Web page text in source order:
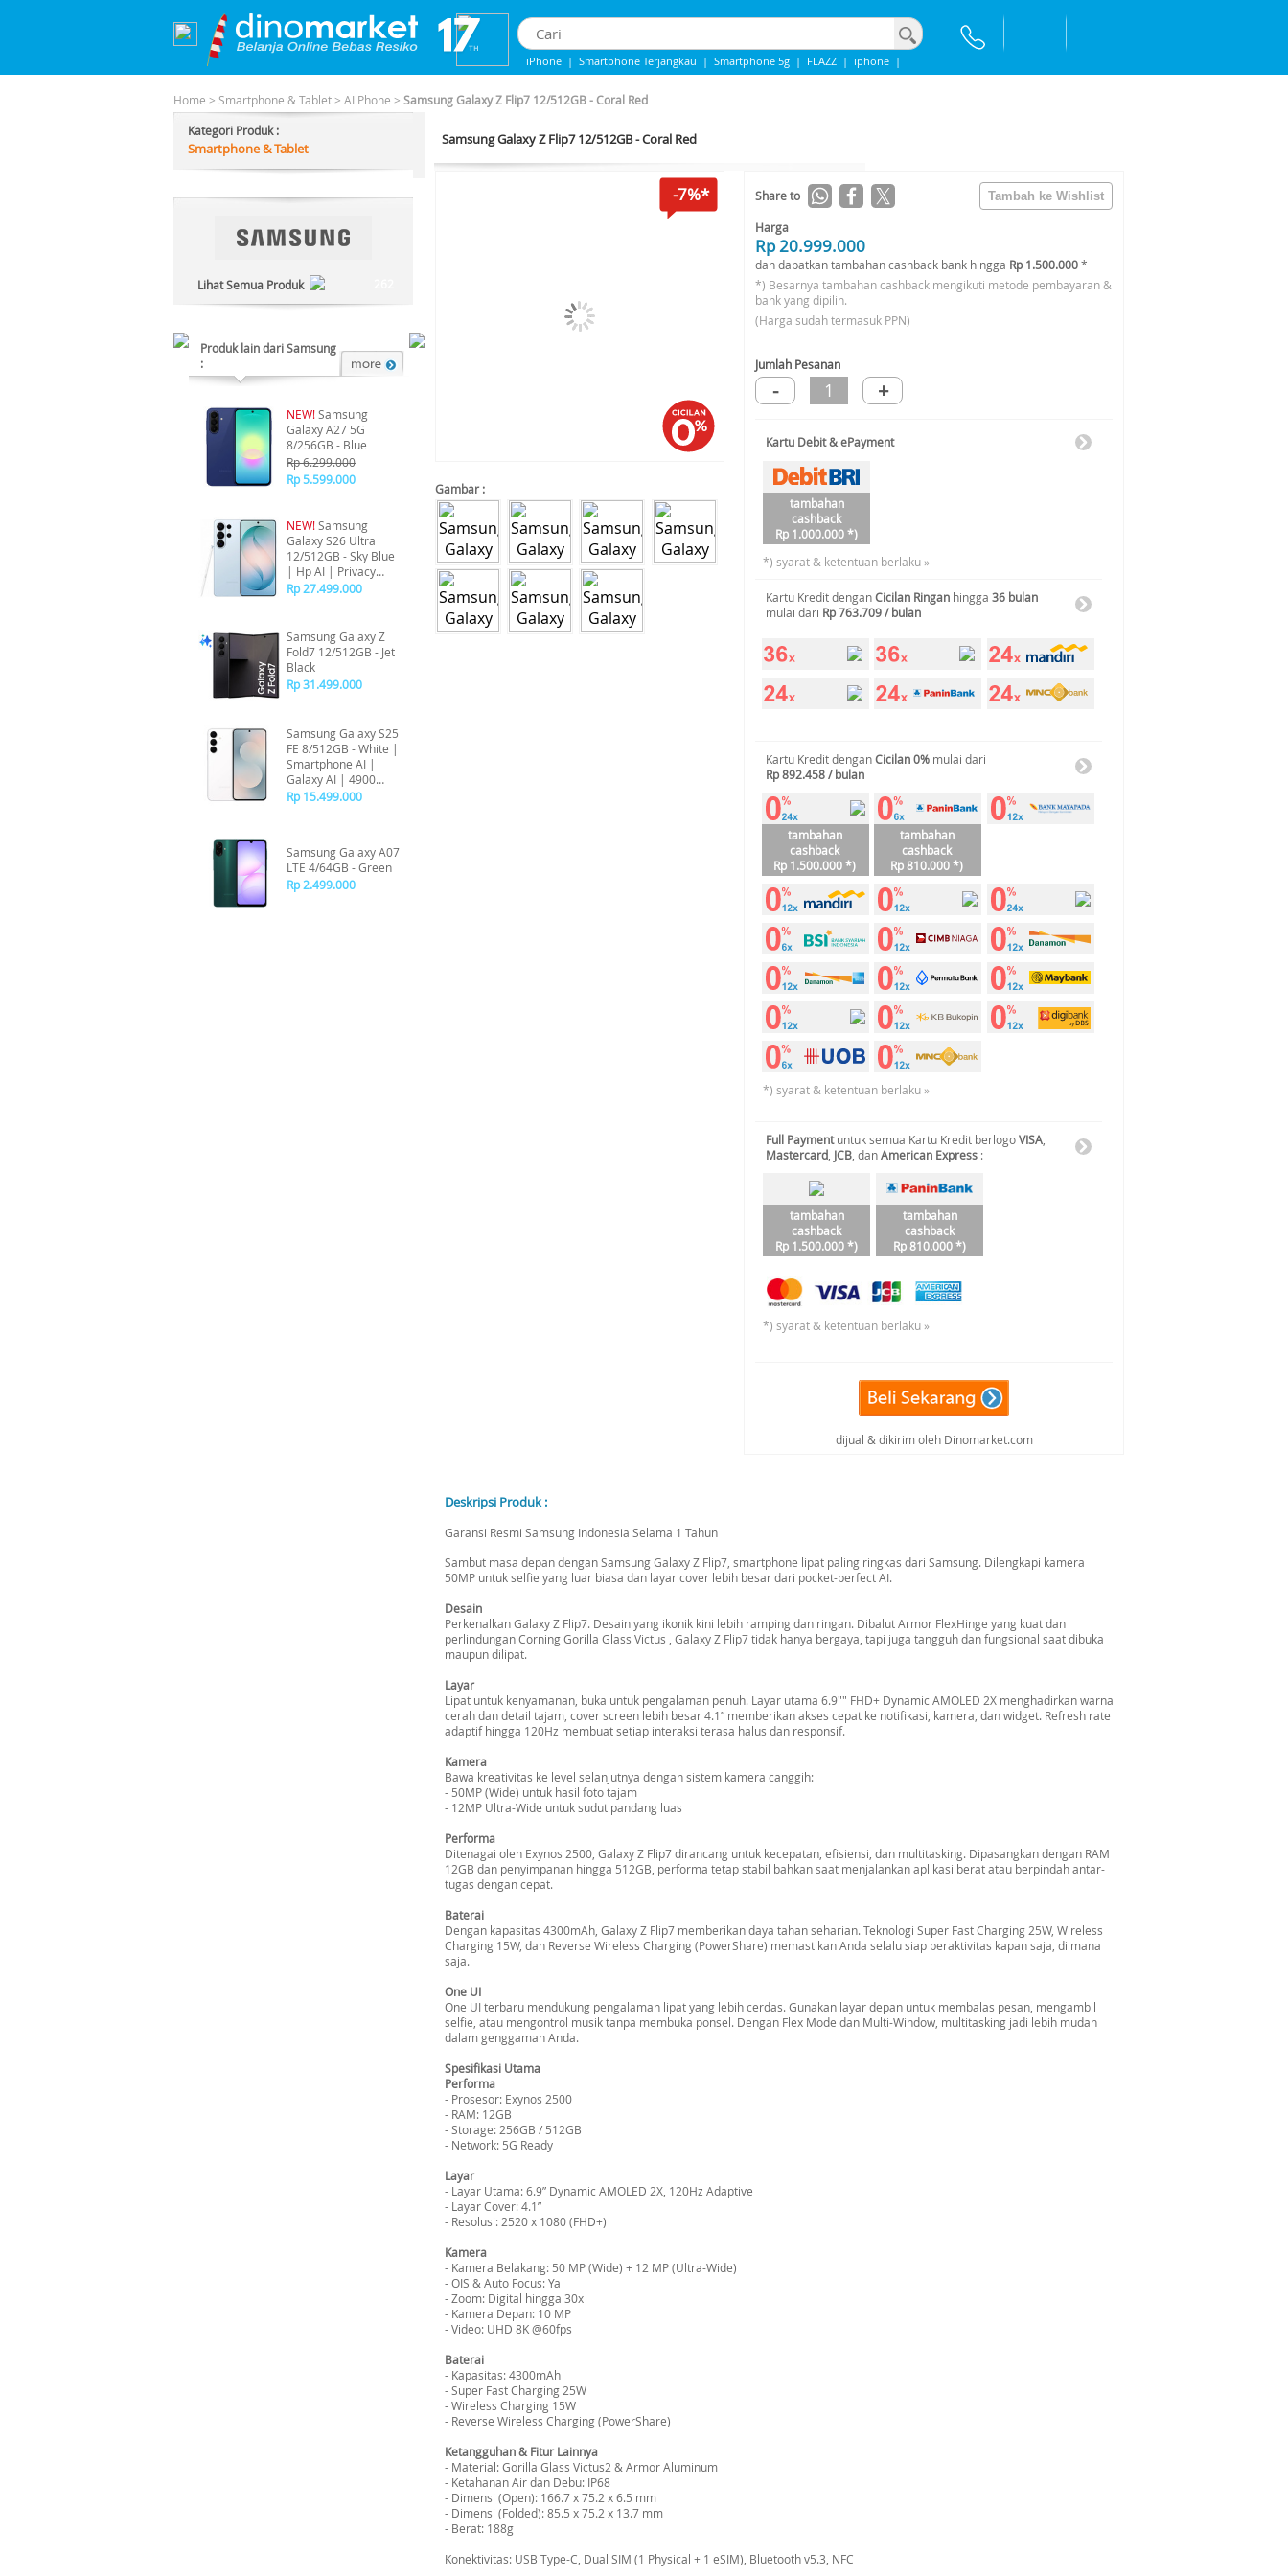
iPhone | Smartphone Terjangkau | Smartphone 5g | FLAZZ | iphone |
Home > Smartphone & Tablet> AI Phone > Samsung Galaxy Z Flip7 12/512GB - Coral Red
Kategori Produk :
Smartphone & Tablet
Lihat Semua Produk
Produk lain dari Samsung
:
NEW!Samsung
Galaxy A27 5G
8/256GB - Blue
Rp 6.299.000
Rp 5.599.000
NEW!Samsung
Galaxy S26 Ultra
12/512GB - Sky Blue
| Hp AI | Privacy
Display
Rp 27.499.000
Samsung Galaxy Z
Fold7 12/512GB - Jet
Black
Rp 31.499.000
Samsung Galaxy S25
FE 8/512GB - White |
Smartphone AI |
Galaxy AI | 4900
mAh
Rp 15.499.000
Samsung Galaxy A07
LTE 4/64GB - Green
Rp 2.499.000
Samsung Galaxy Z Flip7 12/512GB - Coral Red
-7%*
Gambar :
Share to
Harga
Rp 20.999.000
dan dapatkan tambahan cashback bank hingga Rp 1.500.000*
*) Besarnya tambahan cashback mengikuti metode pembayaran &
bank yang dipilih.
(Harga sudah termasuk PPN)
Jumlah Pesanan
- 1 +
Kartu Debit & ePayment
tambahan
cashback
Rp 1.000.000 *)
*) syarat & ketentuan berlaku »
Kartu Kredit denganCicilan Ringan hingga 36 bulan
mulai dari Rp 763.709 / bulan
Kartu Kredit denganCicilan 0% mulai dari
Rp 892.458 / bulan
tambahan
cashback
Rp 1.500.000 *)
tambahan
cashback
Rp 810.000 *)
*) syarat & ketentuan berlaku »
Full Paymentuntuk semua Kartu Kredit berlogoVISA
Mastercard JCB , danAmerican Express :
tambahan
cashback
Rp 1.500.000 *)
tambahan
cashback
Rp 810.000 *)
*) syarat & ketentuan berlaku »
dijual & dikirim oleh Dinomarket.com
Deskripsi Produk :
Garansi Resmi Samsung Indonesia Selama 1 Tahun
Sambut masa depan dengan Samsung Galaxy Z Flip7, smartphone lipat paling ringkas dari Samsung. Dilengkapi kamera
50MP untuk selfie yang luar biasa dan layar cover lebih besar dari pocket-perfect AI.
Desain
Perkenalkan Galaxy Z Flip7. Desain yang ikonik kini lebih ramping dan ringan. Dibalut Armor FlexHinge yang kuat dan
perlindungan Corning Gorilla Glass Victus , Galaxy Z Flip7 tidak hanya bergaya, tapi juga tangguh dan fungsional saat dibuka
maupun dilipat.
Layar
Lipat untuk kenyamanan, buka untuk pengalaman penuh. Layar utama 6.9"" FHD+ Dynamic AMOLED 2X menghadirkan warna
cerah dan detail tajam, cover screen lebih besar 4.1” memberikan akses cepat ke notifikasi, kamera, dan widget. Refresh rate
adaptif hingga 120Hz membuat setiap interaksi terasa halus dan responsif.
Kamera
Bawa kreativitas ke level selanjutnya dengan sistem kamera canggih:
- 50MP (Wide) untuk hasil foto tajam
- 12MP Ultra-Wide untuk sudut pandang luas
Performa
Ditenagai oleh Exynos 2500, Galaxy Z Flip7 dirancang untuk kecepatan, efisiensi, dan multitasking. Dipasangkan dengan RAM
12GB dan penyimpanan hingga 512GB, performa tetap stabil bahkan saat menjalankan aplikasi berat atau berpindah antar-
tugas dengan cepat.
Baterai
Dengan kapasitas 4300mAh, Galaxy Z Flip7 memberikan daya tahan seharian. Teknologi Super Fast Charging 25W, Wireless
Charging 15W, dan Reverse Wireless Charging (PowerShare) memastikan Anda selalu siap beraktivitas kapan saja, di mana
saja.
One UI
One UI terbaru mendukung pengalaman lipat yang lebih cerdas. Gunakan layar depan untuk membalas pesan, mengambil
selfie, atau mengontrol musik tanpa membuka ponsel. Dengan Flex Mode dan Multi-Window, multitasking jadi lebih mudah
dalam genggaman Anda.
Spesifikasi Utama
Performa
- Prosesor: Exynos 2500
- RAM: 12GB
- Storage: 256GB / 512GB
- Network: 5G Ready
Layar
- Layar Utama: 6.9” Dynamic AMOLED 2X, 120Hz Adaptive
- Layar Cover: 4.1”
- Resolusi: 2520 x 1080 (FHD+)
Kamera
- Kamera Belakang: 50 MP (Wide) + 12 MP (Ultra-Wide)
- OIS & Auto Focus: Ya
- Zoom: Digital hingga 30x
- Kamera Depan: 10 MP
- Video: UHD 8K @60fps
Baterai
- Kapasitas: 4300mAh
- Super Fast Charging 25W
- Wireless Charging 15W
- Reverse Wireless Charging (PowerShare)
Ketangguhan & Fitur Lainnya
- Material: Gorilla Glass Victus2 & Armor Aluminum
- Ketahanan Air dan Debu: IP68
- Dimensi (Open): 166.7 x 75.2 x 6.5 mm
- Dimensi (Folded): 85.5 x 75.2 x 13.7 mm
- Berat: 188g
Konektivitas: USB Type-C, Dual SIM (1 Physical + 1 eSIM), Bluetooth v5.3, NFC